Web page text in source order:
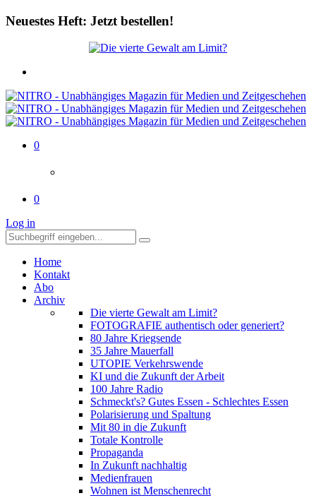
Neuestes Heft: Jetzt bestellen!
0
0
Log in
Home
Kontakt
Abo
Archiv
Die vierte Gewalt am Limit?
FOTOGRAFIE authentisch oder generiert?
80 Jahre Kriegsende
35 Jahre Mauerfall
UTOPIE Verkehrswende
KI und die Zukunft der Arbeit
100 Jahre Radio
Schmeckt's? Gutes Essen - Schlechtes Essen
Polarisierung und Spaltung
Mit 80 in die Zukunft
Totale Kontrolle
Propaganda
In Zukunft nachhaltig
Medienfrauen
Wohnen ist Menschenrecht